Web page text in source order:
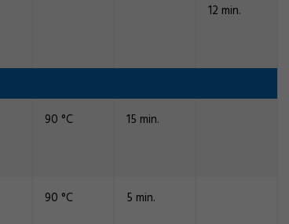
12 min.
90 °C 15 min.
90 °C 5 min.